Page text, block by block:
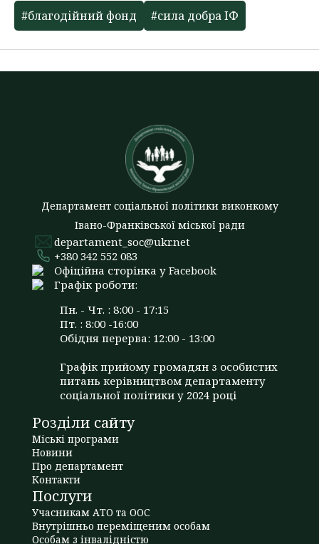
#благодійний фонд #сила добра ІФ
Департамент соціальної політики виконкому
Івано-Франківської міської ради
departament_soc@ukr.net
+380 342 552 083
Офіційна сторінка у Facebook
Графік роботи:
Пн. - Чт. : 8:00 - 17:15
Пт. : 8:00 -16:00
Обідня перерва: 12:00 - 13:00
Графік прийому громадян з особистих
питань керівництвом департаменту
соціальної політики у 2024 році
Розділи сайту
Міські програми
Новини
Про департамент
Контакти
Послуги
Учасникам АТО та ООС
Внутрішньо переміщеним особам
Особам з інвалідністю